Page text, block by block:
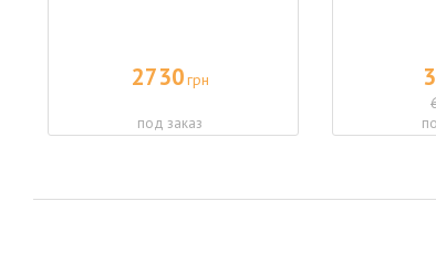
2730грн
под заказ